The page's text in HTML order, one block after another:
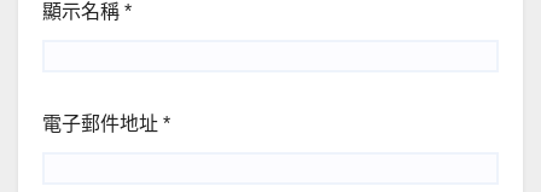
顯示名稱 *
電子郵件地址 *